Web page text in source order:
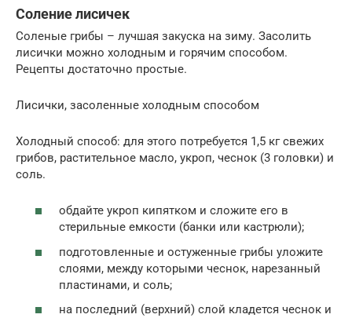
Соление лисичек
Соленые грибы – лучшая закуска на зиму. Засолить
лисички можно холодным и горячим способом.
Рецепты достаточно простые.
Лисички, засоленные холодным способом
Холодный способ: для этого потребуется 1,5 кг свежих
грибов, растительное масло, укроп, чеснок (3 головки) и
соль.
обдайте укроп кипятком и сложите его в
стерильные емкости (банки или кастрюли);
подготовленные и остуженные грибы уложите
слоями, между которыми чеснок, нарезанный
пластинами, и соль;
на последний (верхний) слой кладется чеснок и